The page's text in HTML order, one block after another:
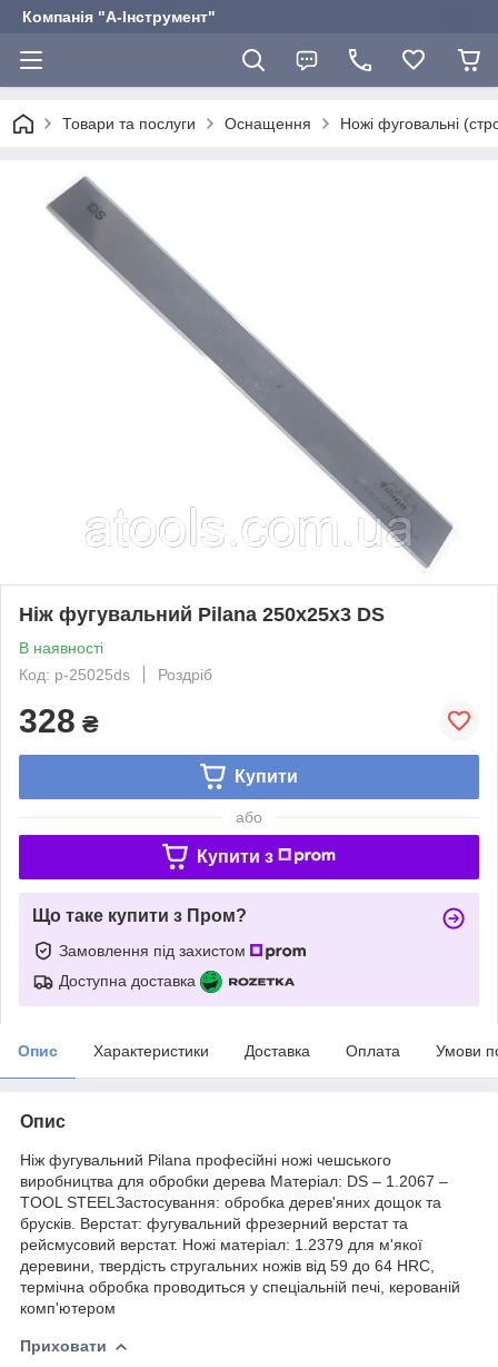
Компанія "А-Інструмент"
Товари та послуги Оснащення Ножі фуговальні
Ніж фугувальний Pilana 250x25x3 DS
В наявності
Код: p-25025ds
Роздріб
328 ₴
Купити
або
Купити з
Що таке купити з Пром?
Замовлення під захистом
Доступна доставка
Опис Характеристики Доставка Оплата Умови
Опис
Ніж фугувальний Pilana професійні ножі чешського
виробництва для обробки дерева Матеріал: DS – 1.2067 –
TOOL STEELЗастосування: обробка дерев'яних дощок та
брусків. Верстат: фугувальний фрезерний верстат та
рейсмусовий верстат. Ножі матеріал: 1.2379 для м'якої
деревини, твердість стругальних ножів від 59 до 64 HRC,
термічна обробка проводиться у спеціальній печі, керованій
комп'ютером
Приховати